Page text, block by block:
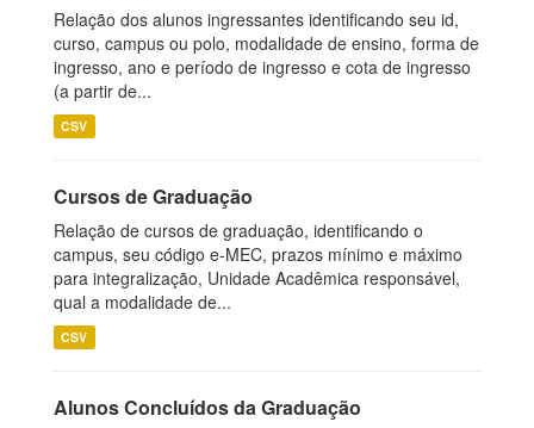
Relação dos alunos ingressantes identificando seu id,
curso, campus ou polo, modalidade de ensino, forma de
ingresso, ano e período de ingresso e cota de ingresso
(a partir de...
CSV
Cursos de Graduação
Relação de cursos de graduação, identificando o
campus, seu código e-MEC, prazos mínimo e máximo
para integralização, Unidade Acadêmica responsável,
qual a modalidade de...
CSV
Alunos Concluídos da Graduação